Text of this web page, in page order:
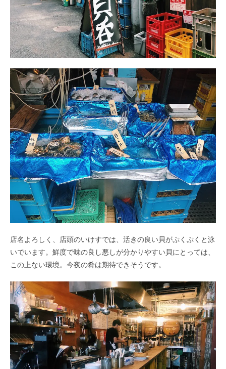
店名よろしく、店頭のいけすでは、活きの良い貝がぷくぷくと泳
いでいます。鮮度で味の良し悪しが分かりやすい貝にとっては、
この上ない環境。今夜の肴は期待できそうです。